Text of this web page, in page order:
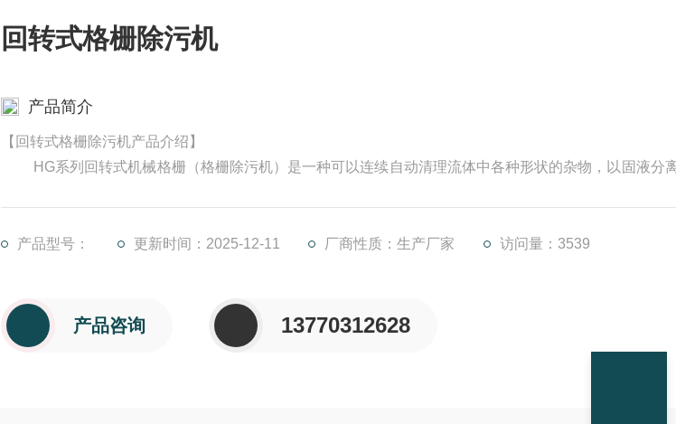
回转式格栅除污机
产品简介
【回转式格栅除污机产品介绍】
HG系列回转式机械格栅（格栅除污机）是一种可以连续自动清理流体中各种形状的杂物，以固液分
可以根据使用条件进行选择。当耙齿把流体中的固态悬浮物分离后可以保证水流畅通
产品型号： 更新时间：2025-12-11 厂商性质：生产厂家 访问量：3539
产品咨询 13770312628